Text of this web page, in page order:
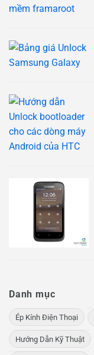
Danh mục
Ép Kính Điện Thoại
Hướng Dẫn Kỹ Thuật